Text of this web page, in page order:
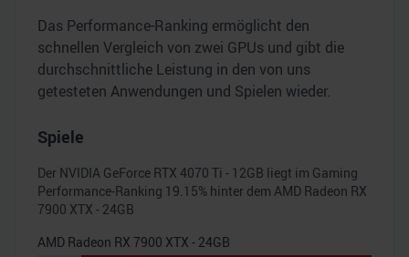
Das Performance-Ranking ermöglicht den
schnellen Vergleich von zwei GPUs und gibt die
durchschnittliche Leistung in den von uns
getesteten Anwendungen und Spielen wieder.
Spiele
Der NVIDIA GeForce RTX 4070 Ti - 12GB liegt im Gaming
Performance-Ranking 19.15% hinter dem AMD Radeon RX
7900 XTX - 24GB
AMD Radeon RX 7900 XTX - 24GB